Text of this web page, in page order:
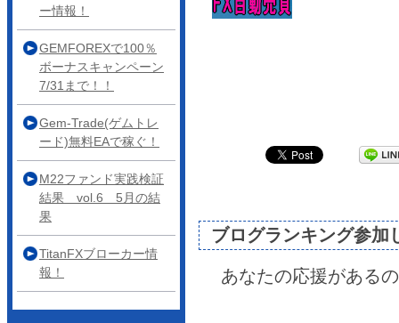
ブログランキング参加
あなたの応援がある
ー情報！
GEMFOREXで100％
ボーナスキャンペーン
7/31まで！！
Gem-Trade(ゲムトレ
ード)無料EAで稼ぐ！
M22ファンド実践検証
結果 vol.6 5月の結
果
TitanFXブローカー情
報！